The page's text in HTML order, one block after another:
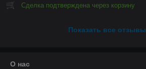
Сделка подтверждена через корзину
Показать все отзывы
О нас